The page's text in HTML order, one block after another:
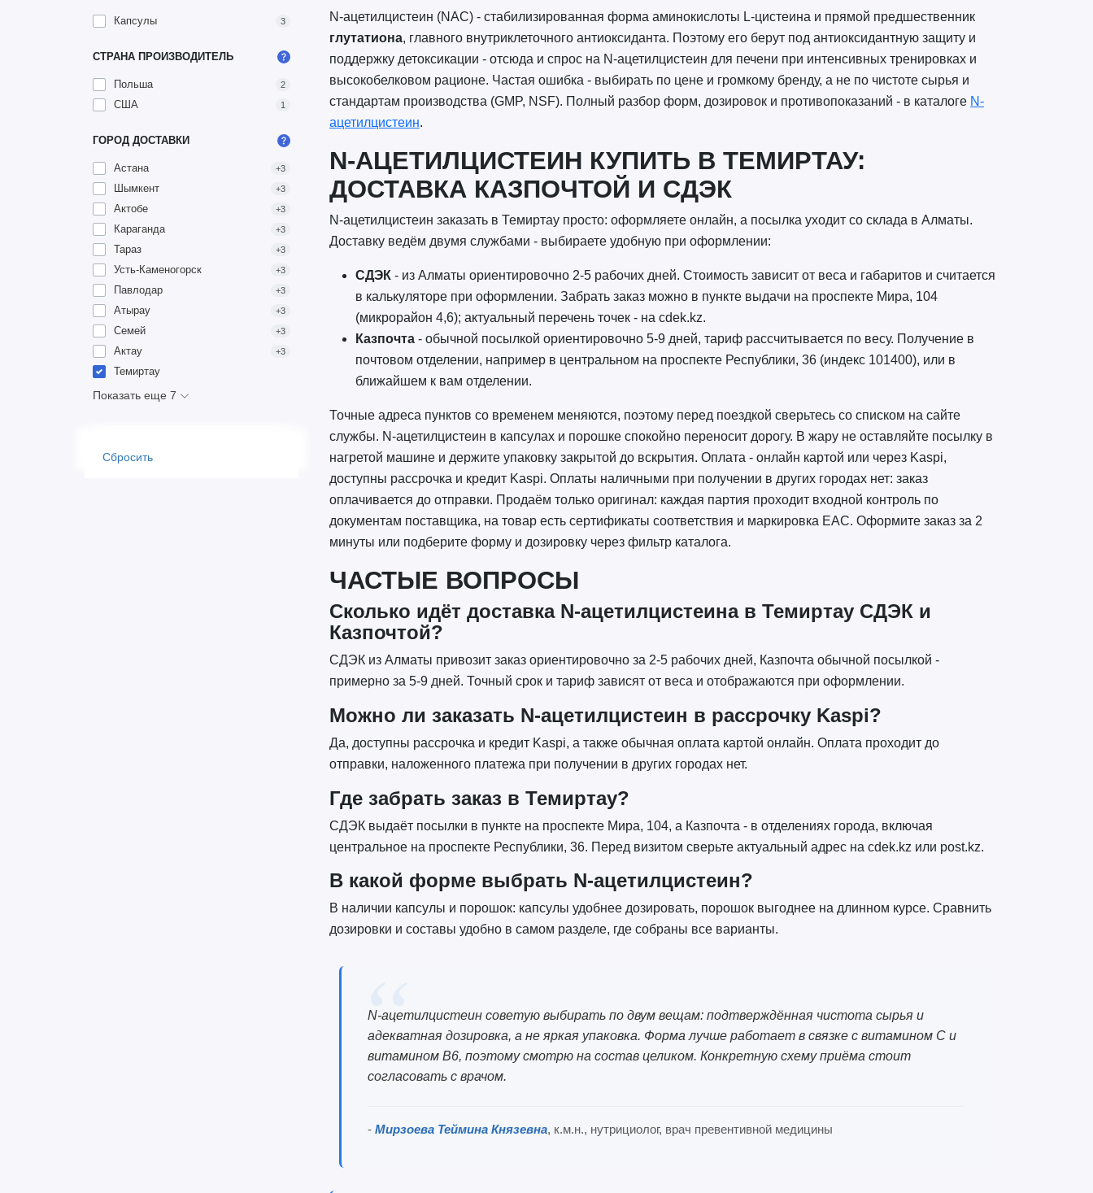
Капсулы 3
СТРАНА ПРОИЗВОДИТЕЛЬ
Польша 2
США 1
ГОРОД ДОСТАВКИ
Астана +3
Шымкент +3
Актобе +3
Караганда +3
Тараз +3
Усть-Каменогорск +3
Павлодар +3
Атырау +3
Семей +3
Актау +3
Темиртау
Показать еще 7
Сбросить
N-ацетилцистеин (NAC) - стабилизированная форма аминокислоты L-цистеина и прямой предшественник
глутатиона, главного внутриклеточного антиоксиданта. Поэтому его берут под антиоксидантную защиту и
поддержку детоксикации - отсюда и спрос на N-ацетилцистеин для печени при интенсивных тренировках и
высокобелковом рационе. Частая ошибка - выбирать по цене и громкому бренду, а не по чистоте сырья и
стандартам производства (GMP, NSF). Полный разбор форм, дозировок и противопоказаний - в каталоге N-
ацетилцистеин.
N-АЦЕТИЛЦИСТЕИН КУПИТЬ В ТЕМИРТАУ:
ДОСТАВКА КАЗПОЧТОЙ И СДЭК
N-ацетилцистеин заказать в Темиртау просто: оформляете онлайн, а посылка уходит со склада в Алматы.
Доставку ведём двумя службами - выбираете удобную при оформлении:
СДЭК- из Алматы ориентировочно 2-5 рабочих дней. Стоимость зависит от веса и габаритов и считается
в калькуляторе при оформлении. Забрать заказ можно в пункте выдачи на проспекте Мира, 104
(микрорайон 4,6); актуальный перечень точек - на cdek.kz.
Казпочта- обычной посылкой ориентировочно 5-9 дней, тариф рассчитывается по весу. Получение в
почтовом отделении, например в центральном на проспекте Республики, 36 (индекс 101400), или в
ближайшем к вам отделении.
Точные адреса пунктов со временем меняются, поэтому перед поездкой сверьтесь со списком на сайте
службы. N-ацетилцистеин в капсулах и порошке спокойно переносит дорогу. В жару не оставляйте посылку в
нагретой машине и держите упаковку закрытой до вскрытия. Оплата - онлайн картой или через Kaspi,
доступны рассрочка и кредит Kaspi. Оплаты наличными при получении в других городах нет: заказ
оплачивается до отправки. Продаём только оригинал: каждая партия проходит входной контроль по
документам поставщика, на товар есть сертификаты соответствия и маркировка EAC. Оформите заказ за 2
минуты или подберите форму и дозировку через фильтр каталога.
ЧАСТЫЕ ВОПРОСЫ
Сколько идёт доставка N-ацетилцистеина в Темиртау СДЭК и
Казпочтой?
СДЭК из Алматы привозит заказ ориентировочно за 2-5 рабочих дней, Казпочта обычной посылкой -
примерно за 5-9 дней. Точный срок и тариф зависят от веса и отображаются при оформлении.
Можно ли заказать N-ацетилцистеин в рассрочку Kaspi?
Да, доступны рассрочка и кредит Kaspi, а также обычная оплата картой онлайн. Оплата проходит до
отправки, наложенного платежа при получении в других городах нет.
Где забрать заказ в Темиртау?
СДЭК выдаёт посылки в пункте на проспекте Мира, 104, а Казпочта - в отделениях города, включая
центральное на проспекте Республики, 36. Перед визитом сверьте актуальный адрес на cdek.kz или post.kz.
В какой форме выбрать N-ацетилцистеин?
В наличии капсулы и порошок: капсулы удобнее дозировать, порошок выгоднее на длинном курсе. Сравнить
дозировки и составы удобно в самом разделе, где собраны все варианты.
N-ацетилцистеин советую выбирать по двум вещам: подтверждённая чистота сырья и
адекватная дозировка, а не яркая упаковка. Форма лучше работает в связке с витамином C и
витамином B6, поэтому смотрю на состав целиком. Конкретную схему приёма стоит
согласовать с врачом.
-Мирзоева Теймина Князевна, к.м.н., нутрициолог, врач превентивной медицины